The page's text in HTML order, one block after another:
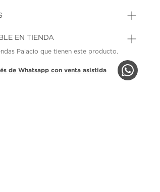
EN TIENDA
Palacio que tienen este producto.
de Whatsapp con venta asistida